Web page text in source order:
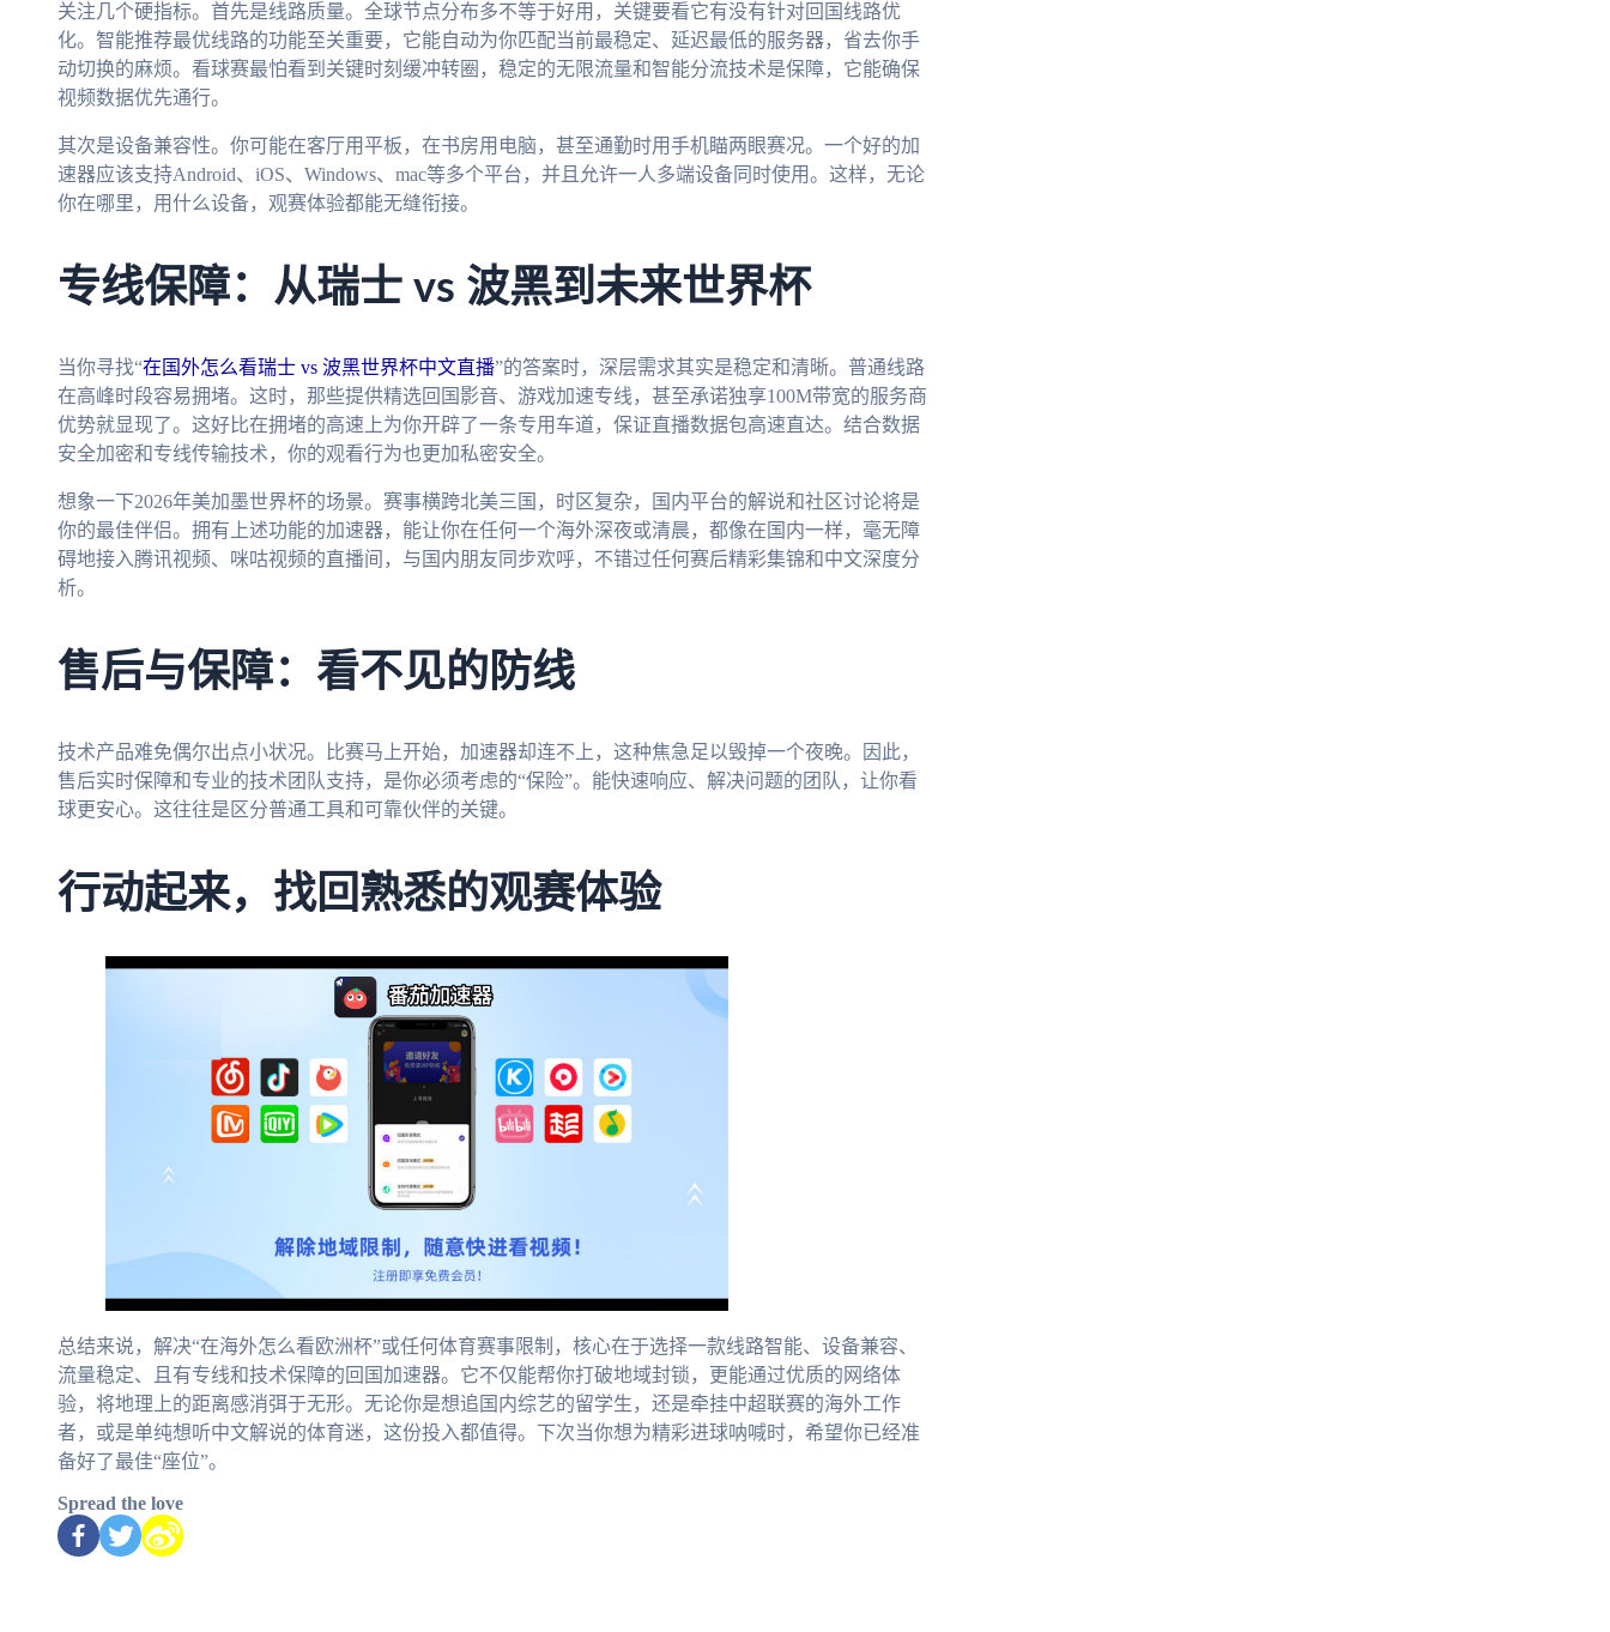
关注几个硬指标。首先是线路质量。全球节点分布多不等于好用，关键要看它有没有针对回国线路优
化。智能推荐最优线路的功能至关重要，它能自动为你匹配当前最稳定、延迟最低的服务器，省去你手
动切换的麻烦。看球赛最怕看到关键时刻缓冲转圈，稳定的无限流量和智能分流技术是保障，它能确保
视频数据优先通行。
其次是设备兼容性。你可能在客厅用平板，在书房用电脑，甚至通勤时用手机瞄两眼赛况。一个好的加
速器应该支持Android、iOS、Windows、mac等多个平台，并且允许一人多端设备同时使用。这样，无论
你在哪里，用什么设备，观赛体验都能无缝衔接。
专线保障：从瑞士 vs 波黑到未来世界杯
当你寻找“在国外怎么看瑞士 vs 波黑世界杯中文直播”的答案时，深层需求其实是稳定和清晰。普通线路
在高峰时段容易拥堵。这时，那些提供精选回国影音、游戏加速专线，甚至承诺独享100M带宽的服务商
优势就显现了。这好比在拥堵的高速上为你开辟了一条专用车道，保证直播数据包高速直达。结合数据
安全加密和专线传输技术，你的观看行为也更加私密安全。
想象一下2026年美加墨世界杯的场景。赛事横跨北美三国，时区复杂，国内平台的解说和社区讨论将是
你的最佳伴侣。拥有上述功能的加速器，能让你在任何一个海外深夜或清晨，都像在国内一样，毫无障
碍地接入腾讯视频、咪咕视频的直播间，与国内朋友同步欢呼，不错过任何赛后精彩集锦和中文深度分
析。
售后与保障：看不见的防线
技术产品难免偶尔出点小状况。比赛马上开始，加速器却连不上，这种焦急足以毁掉一个夜晚。因此，
售后实时保障和专业的技术团队支持，是你必须考虑的“保险”。能快速响应、解决问题的团队，让你看
球更安心。这往往是区分普通工具和可靠伙伴的关键。
行动起来，找回熟悉的观赛体验
总结来说，解决“在海外怎么看欧洲杯”或任何体育赛事限制，核心在于选择一款线路智能、设备兼容、
流量稳定、且有专线和技术保障的回国加速器。它不仅能帮你打破地域封锁，更能通过优质的网络体
验，将地理上的距离感消弭于无形。无论你是想追国内综艺的留学生，还是牵挂中超联赛的海外工作
者，或是单纯想听中文解说的体育迷，这份投入都值得。下次当你想为精彩进球呐喊时，希望你已经准
备好了最佳“座位”。
Spread the love